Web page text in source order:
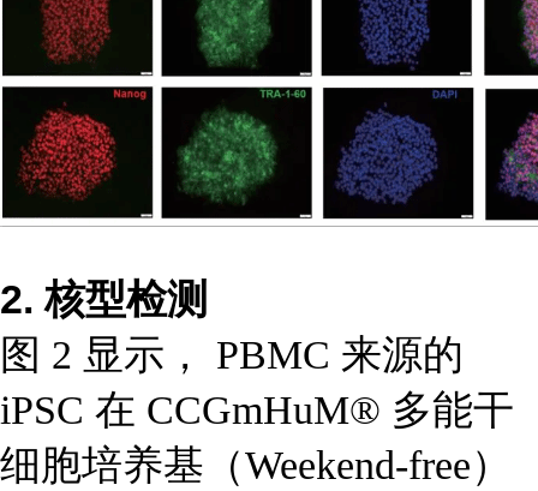
2. 核型检测
图 2 显示， PBMC 来源的
iPSC 在 CCGmHuM® 多能干
细胞培养基（Weekend-free）